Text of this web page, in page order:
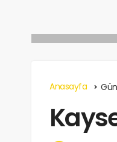
Anasayfa